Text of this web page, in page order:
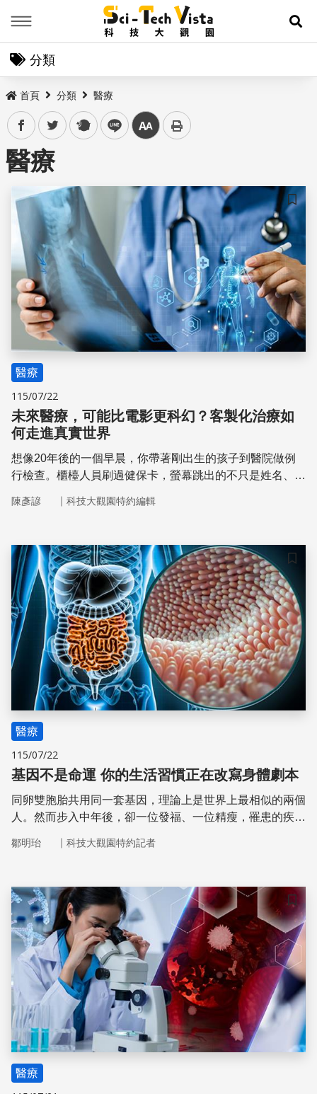
展
分類
首頁 分類 醫療
facebooktwitter plurk line 中
醫療
儲存
醫療
115/07/22
未來醫療，可能比電影更科幻？客製化治療如
何走進真實世界
想像20年後的一個早晨，你帶著剛出生的孩子到醫院做例
行檢查。櫃檯人員刷過健保卡，螢幕跳出的不只是姓名、年
資訊。
陳彥諺 ｜ 科技大觀園特約編輯
儲存
醫療
115/07/22
基因不是命運 你的生活習慣正在改寫身體劇本
同卵雙胞胎共用同一套基因，理論上是世界上最相似的兩個
人。然而步入中年後，卻一位發福、一位精瘦，罹患的疾病
解釋？
鄒明珆 ｜ 科技大觀園特約記者
儲存
醫療